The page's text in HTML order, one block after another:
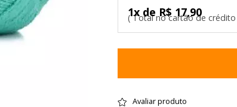
1x de R$ 17,90
Avaliar produto